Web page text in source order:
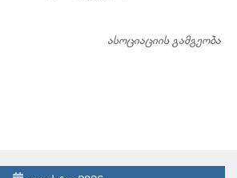
ასოციაციის გამგეობა